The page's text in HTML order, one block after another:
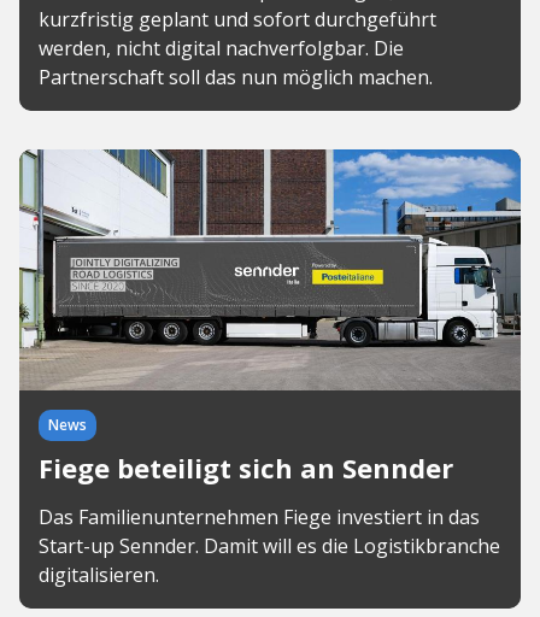
kurzfristig geplant und sofort durchgeführt
werden, nicht digital nachverfolgbar. Die
Partnerschaft soll das nun möglich machen.
News
Fiege beteiligt sich an Sennder
Das Familienunternehmen Fiege investiert in das
Start-up Sennder. Damit will es die Logistikbranche
digitalisieren.